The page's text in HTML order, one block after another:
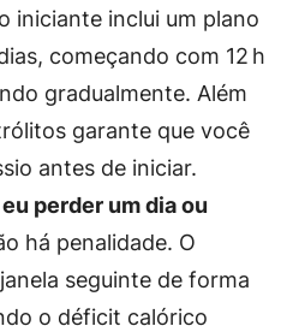
iniciante inclui um plano
começando com 12 h
gradualmente. Além
garante que você
antes de iniciar.
perder um dia ou
há penalidade. O
seguinte de forma
o déficit calórico